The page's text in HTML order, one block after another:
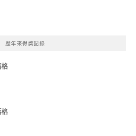
歷年來得獎記錄
格
格